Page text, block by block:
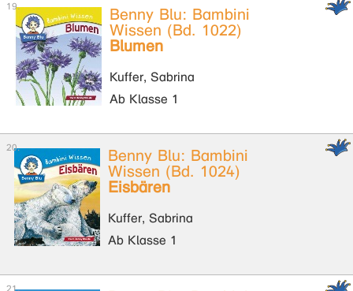
Benny Blu: Bambini
Wissen (Bd. 1022)
Blumen
Kuffer, Sabrina
Ab Klasse 1
Benny Blu: Bambini
Wissen (Bd. 1024)
Eisbären
Kuffer, Sabrina
Ab Klasse 1